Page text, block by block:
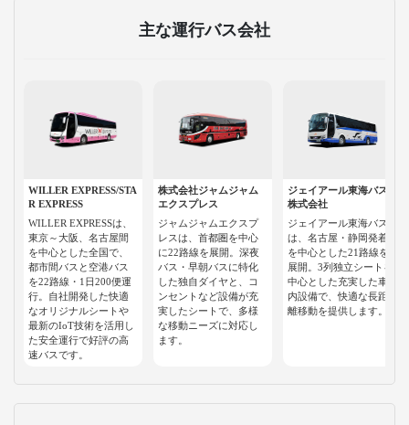
主な運行バス会社
WILLER EXPRESS/STA
R EXPRESS
WILLER EXPRESSは、
東京～大阪、名古屋間
を中心とした全国で、
都市間バスと空港バス
を22路線・1日200便運
行。自社開発した快適
なオリジナルシートや
最新のIoT技術を活用し
た安全運行で好評の高
速バスです。
株式会社ジャムジャム
エクスプレス
ジャムジャムエクスプ
レスは、首都圏を中心
に22路線を展開。深夜
バス・早朝バスに特化
した独自ダイヤと、コ
ンセントなど設備が充
実したシートで、多様
な移動ニーズに対応し
ます。
ジェイアール東海バス
株式会社
ジェイアール東海バス
は、名古屋・静岡発着
を中心とした21路線を
展開。3列独立シートを
中心とした充実した車
内設備で、快適な長距
離移動を提供します。